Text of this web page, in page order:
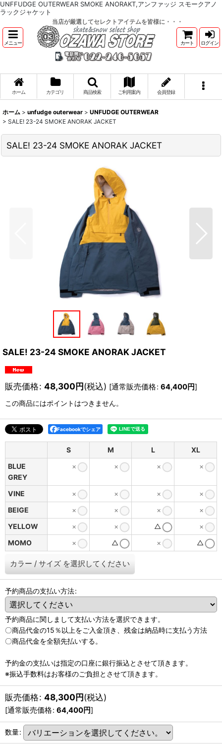
UNFFUDGE OUTERWEAR SMOKE ANORAKT,アンファッジ スモークアノ
ラックジャケット
当店が厳選してセレクトアイテムを皆様に・・・
メニュー カート ログイン
ホーム カテゴリ 商品検索 ご利用案内 会員登録
ホーム > unfudge outerwear > UNFUDGE OUTERWEAR
> SALE! 23-24 SMOKE ANORAK JACKET
SALE! 23-24 SMOKE ANORAK JACKET
SALE! 23-24 SMOKE ANORAK JACKET
販売価格: 48,300円(税込) [通常販売価格: 64,400円]
この商品にはポイントはつきません。
Facebookでシェア
S M L
XL
BLUE
GREY
× × × ×
VINE × × ×
×
BEIGE
× × ×
×
YELLOW
× × △
×
MOMO
× △ × △
カラー / サイズ を選択してください
予約商品の支払い方法:
予約商品に関しまして支払い方法を選択できます。
〇商品代金の15％以上をご入金頂き、残金は納品時に支払う方法
〇商品代金を全額先払いする。
予約金の支払いは指定の口座に銀行振込とさせて頂きます。
※振込手数料はお客様のご負担とさせて頂きます。
販売価格: 48,300円(税込)
[通常販売価格: 64,400円]
数量: